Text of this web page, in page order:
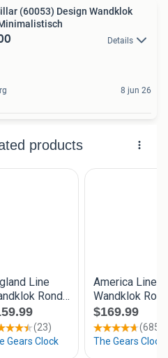
(60053) Design Wandklok
Details
8 jun 26